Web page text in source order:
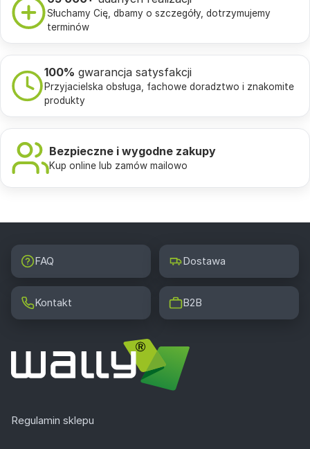
Słuchamy Cię, dbamy o szczegóły, dotrzymujemy
terminów
100% gwarancja satysfakcji
Przyjacielska obsługa, fachowe doradztwo i znakomite
produkty
Bezpieczne i wygodne zakupy
Kup online lub zamów mailowo
FAQ Dostawa
Kontakt B2B
Regulamin sklepu